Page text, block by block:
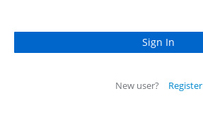
New user? Register